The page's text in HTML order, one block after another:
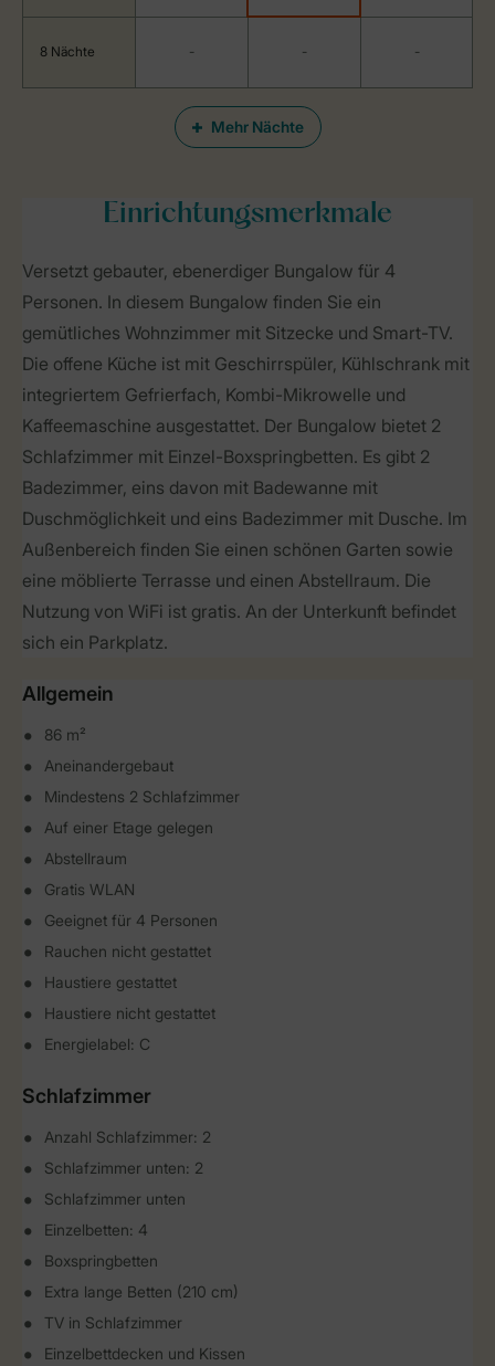
Mehr Nächte
8 Nächte - - -
Einrichtungsmerkmale
Versetzt gebauter, ebenerdiger Bungalow für 4
Personen. In diesem Bungalow finden Sie ein
gemütliches Wohnzimmer mit Sitzecke und Smart-TV.
Die offene Küche ist mit Geschirrspüler, Kühlschrank mit
integriertem Gefrierfach, Kombi-Mikrowelle und
Kaffeemaschine ausgestattet. Der Bungalow bietet 2
Schlafzimmer mit Einzel-Boxspringbetten. Es gibt 2
Badezimmer, eins davon mit Badewanne mit
Duschmöglichkeit und eins Badezimmer mit Dusche. Im
Außenbereich finden Sie einen schönen Garten sowie
eine möblierte Terrasse und einen Abstellraum. Die
Nutzung von WiFi ist gratis. An der Unterkunft befindet
sich ein Parkplatz.
Allgemein
86 m²
Aneinandergebaut
Mindestens 2 Schlafzimmer
Auf einer Etage gelegen
Abstellraum
Gratis WLAN
Geeignet für 4 Personen
Rauchen nicht gestattet
Haustiere gestattet
Haustiere nicht gestattet
Energielabel: C
Schlafzimmer
Anzahl Schlafzimmer: 2
Schlafzimmer unten: 2
Schlafzimmer unten
Einzelbetten: 4
Boxspringbetten
Extra lange Betten (210 cm)
TV in Schlafzimmer
Einzelbettdecken und Kissen